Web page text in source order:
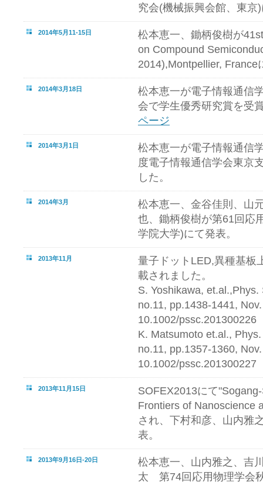
究会(機械振興会館、東京
2014年5月11-15日
松本恵一、鋤柄俊樹が
on Compound
2014),Montpellier, France
2014年3月18日
松本恵一が電子情報通信
会で学生優秀研究賞を受
ページ
2014年3月1日
松本恵一が電子情報通信
度電子情報通信学会東京
した。
2014年3月
松本恵一、金谷佳則、山
也、鋤柄俊樹が第61回応
学院大学)にて発表。
2013年11月
量子ドットLED,異種基板
載されました。
S. Yoshikawa,
no.11, pp.1438-1441,
10.1002/pssc.201300226
K. Matsumoto et.al.,
no.11, pp.1357-1360,
10.1002/pssc.201300227
2013年11月15日
SOFEX2013にて
Frontiers of Nanoscience
され、下村和彦、山内雅
表。
2013年9月16日-20日
松本恵一、山内雅之、吉
太 第74回応用物理学会